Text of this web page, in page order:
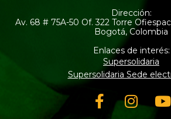
Dirección:
Av. 68 # 75A-50 Of. 322 Torre
Bogotá, Colombia
Enlaces de interés:
Supersolidaria
Supersolidaria Sede
Facebook-
f